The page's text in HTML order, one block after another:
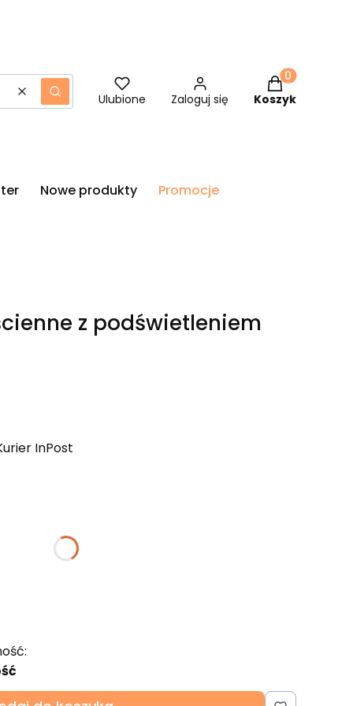
WyczyśćSzukaj Ulubione Zaloguj się
Produkty w
Koszyk
Nowe produkty Promocje
z podświetleniem
InPost